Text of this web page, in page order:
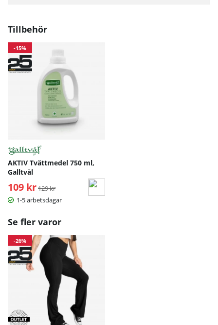
Tillbehör
-15%
AKTIV Tvättmedel 750 ml,
Galltvål
109 kr Ordinarie pris:
129 kr
1-5 arbetsdagar
Se fler varor
-26%